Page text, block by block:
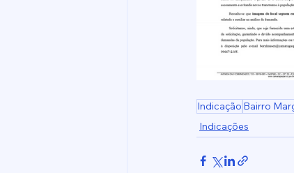
Indicação Bairro
Indicações